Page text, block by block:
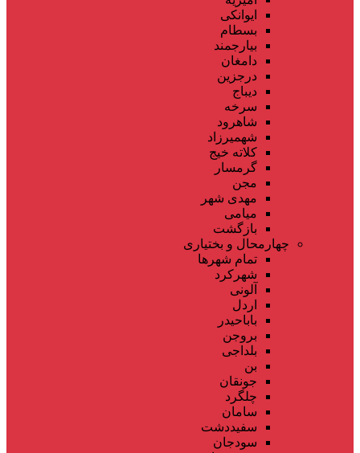
ایوانکی
بسطام
بیارجمند
دامغان
درجزین
دیباج
سرخه
شاهرود
شهمیرزاد
کلاته خیج
گرمسار
مجن
مهدی شهر
میامی
بازگشت
چهارمحال و بختیاری
تمام شهر‌ها
شهرکرد
آلونی
اردل
باباحیدر
بروجن
بلداجی
بن
جونقان
چلگرد
سامان
سفیددشت
سودجان